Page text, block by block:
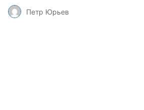
Петр Юрьев